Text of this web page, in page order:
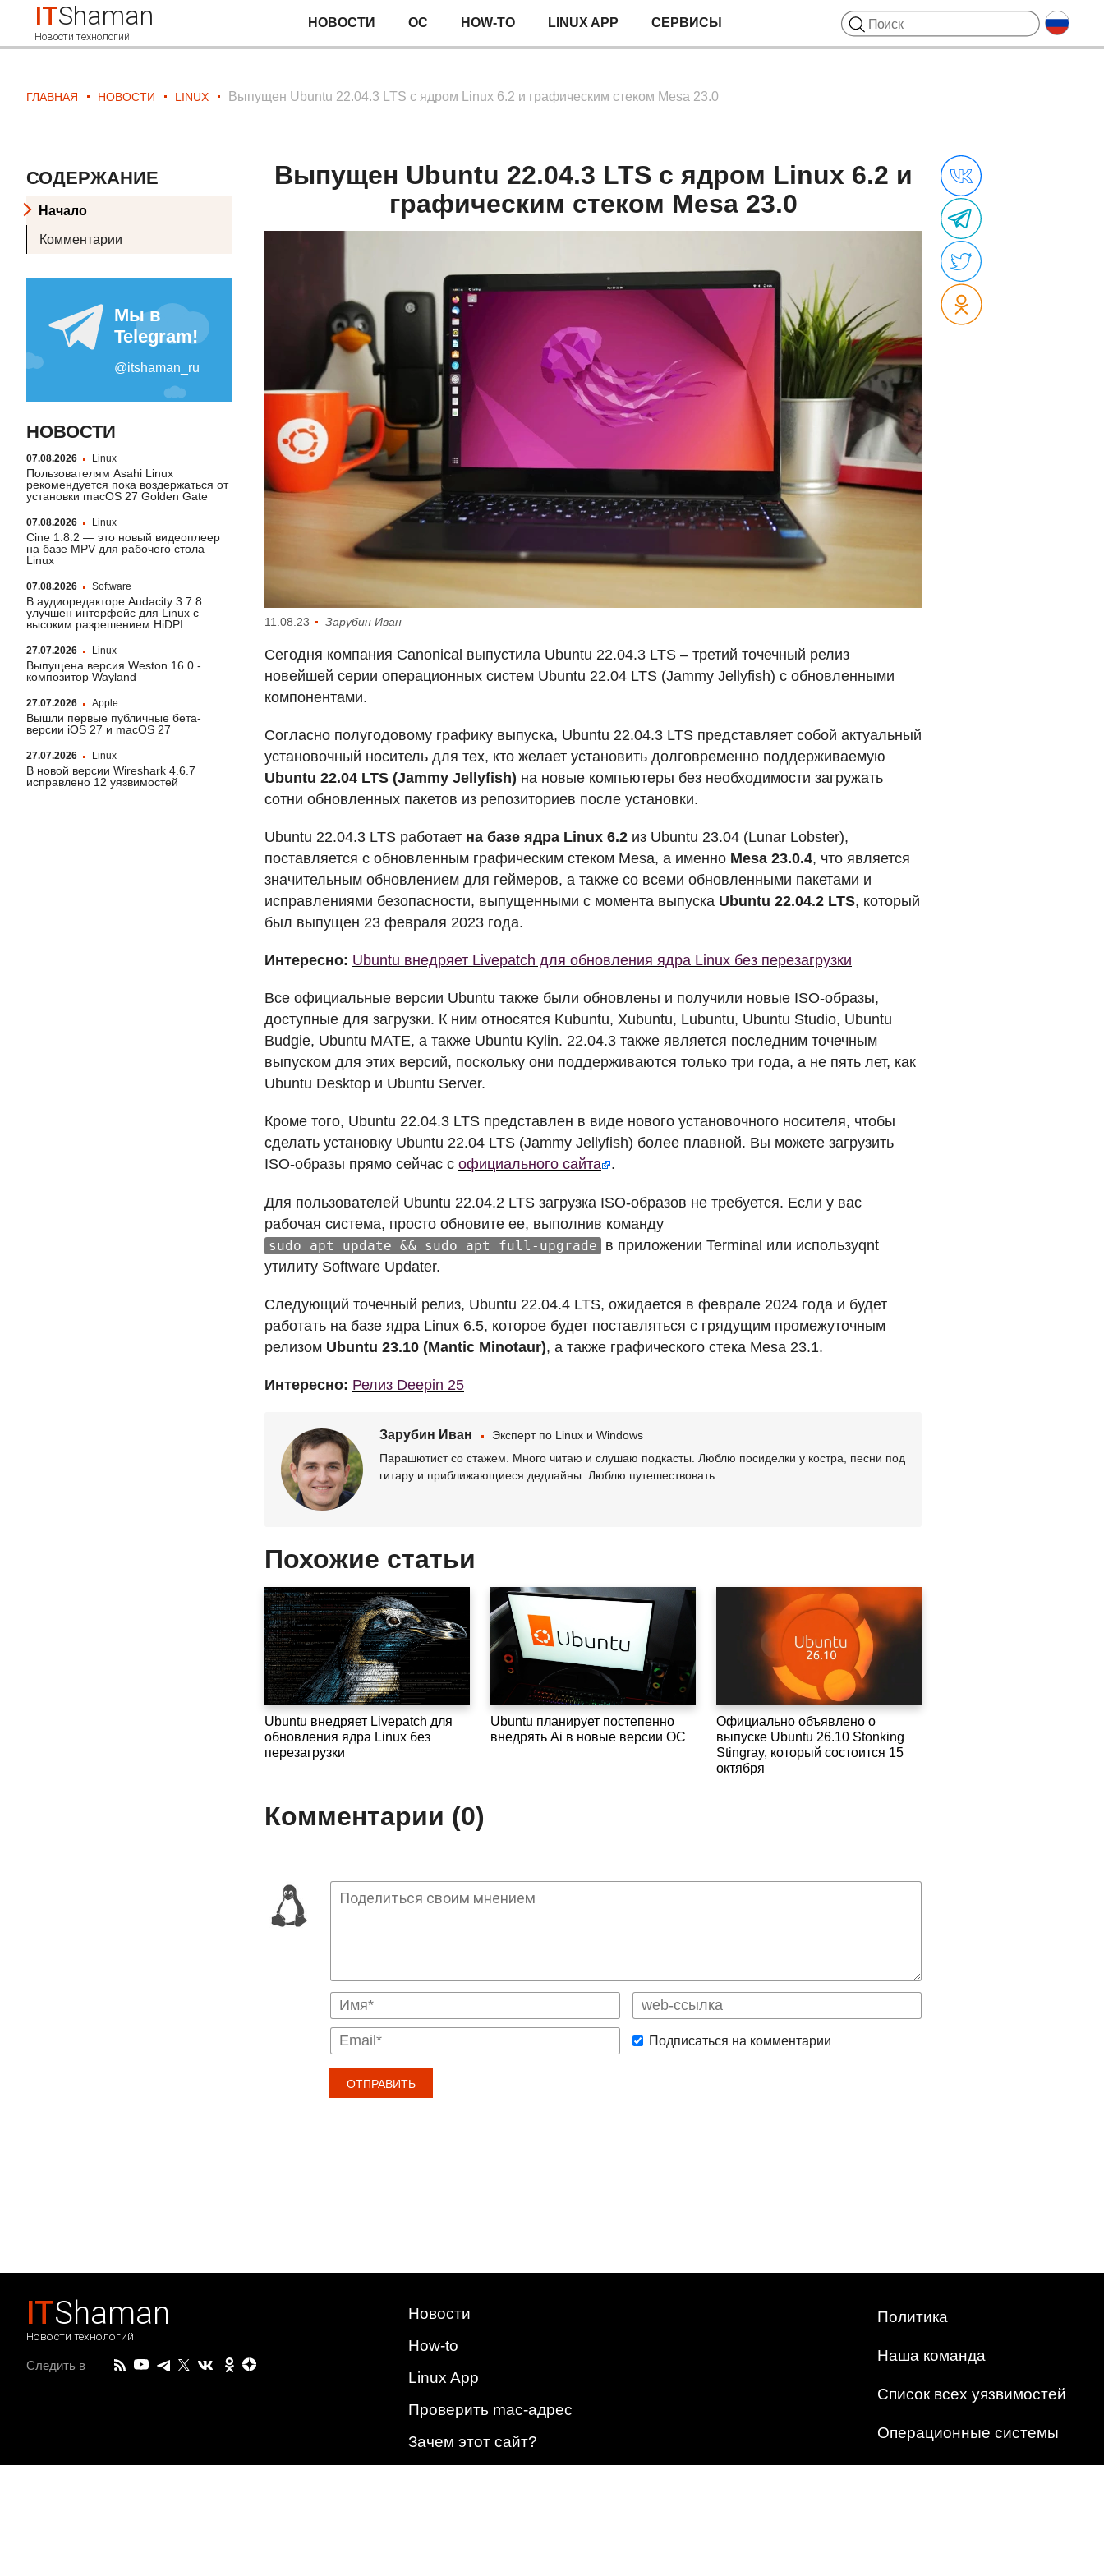
ITShaman
Новости технологий
НОВОСТИ ОС HOW-TO LINUX APP СЕРВИСЫ
ГЛАВНАЯ НОВОСТИ LINUX Выпущен Ubuntu 22.04.3 LTS с ядром Linux 6.2 и графическим стеком Mesa 23.0
СОДЕРЖАНИЕ
Начало
Комментарии
НОВОСТИ
07.08.2026 Linux
Пользователям Asahi Linux
рекомендуется пока воздержаться от
установки macOS 27 Golden Gate
07.08.2026 Linux
Cine 1.8.2 — это новый видеоплеер
на базе MPV для рабочего стола
Linux
07.08.2026 Software
В аудиоредакторе Audacity 3.7.8
улучшен интерфейс для Linux с
высоким разрешением HiDPI
27.07.2026 Linux
Выпущена версия Weston 16.0 -
композитор Wayland
27.07.2026 Apple
Вышли первые публичные бета-
версии iOS 27 и macOS 27
27.07.2026 Linux
В новой версии Wireshark 4.6.7
исправлено 12 уязвимостей
Выпущен Ubuntu 22.04.3 LTS с ядром Linux 6.2 и
графическим стеком Mesa 23.0
11.08.23 Зарубин Иван
Сегодня компания Canonical выпустила Ubuntu 22.04.3 LTS – третий точечный релиз
новейшей серии операционных систем Ubuntu 22.04 LTS (Jammy Jellyfish) с обновленными
компонентами.
Согласно полугодовому графику выпуска, Ubuntu 22.04.3 LTS представляет собой актуальный
установочный носитель для тех, кто желает установить долговременно поддерживаемую
Ubuntu 22.04 LTS (Jammy Jellyfish) на новые компьютеры без необходимости загружать
сотни обновленных пакетов из репозиториев после установки.
Ubuntu 22.04.3 LTS работает на базе ядра Linux 6.2 из Ubuntu 23.04 (Lunar Lobster),
поставляется с обновленным графическим стеком Mesa, а именно Mesa 23.0.4, что является
значительным обновлением для геймеров, а также со всеми обновленными пакетами и
исправлениями безопасности, выпущенными с момента выпуска Ubuntu 22.04.2 LTS, который
был выпущен 23 февраля 2023 года.
Интересно: Ubuntu внедряет Livepatch для обновления ядра Linux без перезагрузки
Все официальные версии Ubuntu также были обновлены и получили новые ISO-образы,
доступные для загрузки. К ним относятся Kubuntu, Xubuntu, Lubuntu, Ubuntu Studio, Ubuntu
Budgie, Ubuntu MATE, а также Ubuntu Kylin. 22.04.3 также является последним точечным
выпуском для этих версий, поскольку они поддерживаются только три года, а не пять лет, как
Ubuntu Desktop и Ubuntu Server.
Кроме того, Ubuntu 22.04.3 LTS представлен в виде нового установочного носителя, чтобы
сделать установку Ubuntu 22.04 LTS (Jammy Jellyfish) более плавной. Вы можете загрузить
ISO-образы прямо сейчас с официального сайта .
Для пользователей Ubuntu 22.04.2 LTS загрузка ISO-образов не требуется. Если у вас
рабочая система, просто обновите ее, выполнив команду
sudo apt update && sudo apt full-upgrade
в приложении Terminal или используqnt
утилиту Software Updater.
Следующий точечный релиз, Ubuntu 22.04.4 LTS, ожидается в феврале 2024 года и будет
работать на базе ядра Linux 6.5, которое будет поставляться с грядущим промежуточным
релизом Ubuntu 23.10 (Mantic Minotaur), а также графического стека Mesa 23.1.
Интересно: Релиз Deepin 25
Зарубин Иван
Эксперт по Linux и Windows
Парашютист со стажем. Много читаю и слушаю подкасты. Люблю посиделки у костра, песни под
гитару и приближающиеся дедлайны. Люблю путешествовать.
Похожие статьи
Ubuntu внедряет Livepatch для
обновления ядра Linux без
перезагрузки
Ubuntu планирует постепенно
внедрять Ai в новые версии ОС
Официально объявлено о
выпуске Ubuntu 26.10 Stonking
Stingray, который состоится 15
октября
Комментарии (0)
Подписаться на комментарии
ITShaman
Новости технологий
Следить в
Новости
How-to
Linux App
Проверить mac-адрес
Зачем этот сайт?
Политика
Наша команда
Список всех уязвимостей
Операционные системы